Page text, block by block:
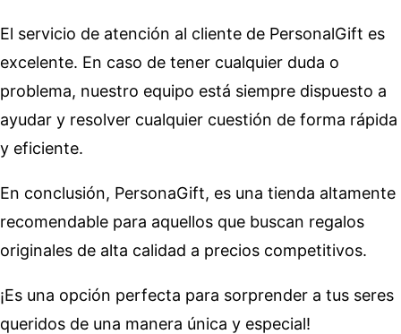
El servicio de atención al cliente de PersonalGift es
excelente. En caso de tener cualquier duda o
problema, nuestro equipo está siempre dispuesto a
ayudar y resolver cualquier cuestión de forma rápida
y eficiente.
En conclusión, PersonaGift, es una tienda altamente
recomendable para aquellos que buscan regalos
originales de alta calidad a precios competitivos.
¡Es una opción perfecta para sorprender a tus seres
queridos de una manera única y especial!